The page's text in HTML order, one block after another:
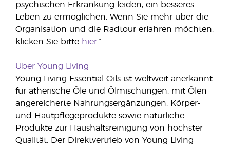
psychischen Erkrankung leiden, ein besseres
Leben zu ermöglichen. Wenn Sie mehr über die
Organisation und die Radtour erfahren möchten,
klicken Sie bitte hier.*
Über Young Living
Young Living Essential Oils ist weltweit anerkannt
für ätherische Öle und Ölmischungen, mit Ölen
angereicherte Nahrungsergänzungen, Körper-
und Hautpflegeprodukte sowie natürliche
Produkte zur Haushaltsreinigung von höchster
Qualität. Der Direktvertrieb von Young Living